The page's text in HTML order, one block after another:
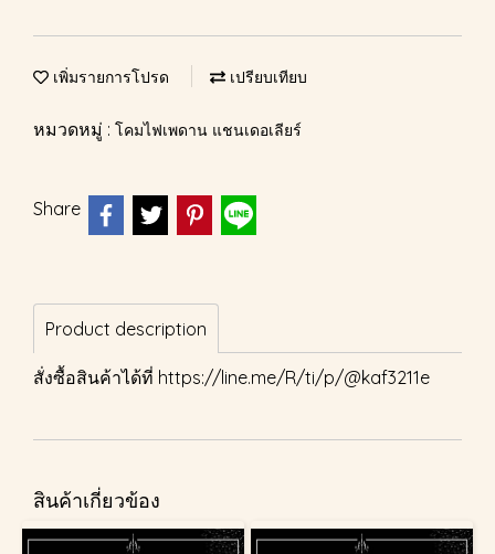
เพิ่มรายการโปรด เปรียบเทียบ
หมวดหมู่ : โคมไฟเพดาน แชนเดอเลียร์
Share
Product description
สั่งซื้อสินค้าได้ที่ https://line.me/R/ti/p/@kaf3211e
สินค้าเกี่ยวข้อง